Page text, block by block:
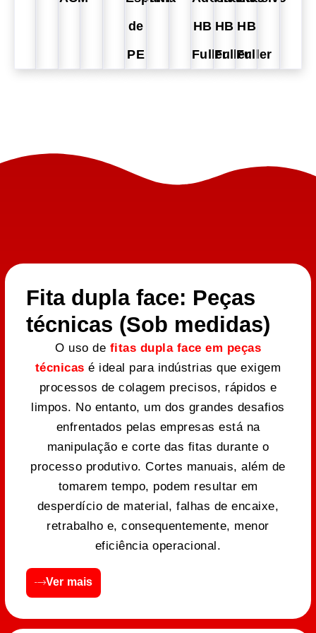
de
PE
HB
Fuller
HB
Fuller
HB
Fuller
Fita dupla face: Peças
técnicas (Sob medidas)
O uso de fitas dupla face em peças
técnicas é ideal para indústrias que exigem
processos de colagem precisos, rápidos e
limpos. No entanto, um dos grandes desafios
enfrentados pelas empresas está na
manipulação e corte das fitas durante o
processo produtivo. Cortes manuais, além de
tomarem tempo, podem resultar em
desperdício de material, falhas de encaixe,
retrabalho e, consequentemente, menor
eficiência operacional.
Ver mais